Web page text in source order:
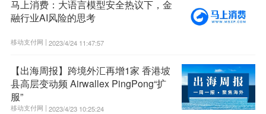
马上消费：大语言模型安全热议下，金
融行业AI风险的思考
移动支付网 | 2023/4/24 11:47:57
【出海周报】跨境外汇再增1家 香港坡
县高层变动频 Airwallex PingPong“扩
服”
移动支付网 | 2023/4/23 10:25:24